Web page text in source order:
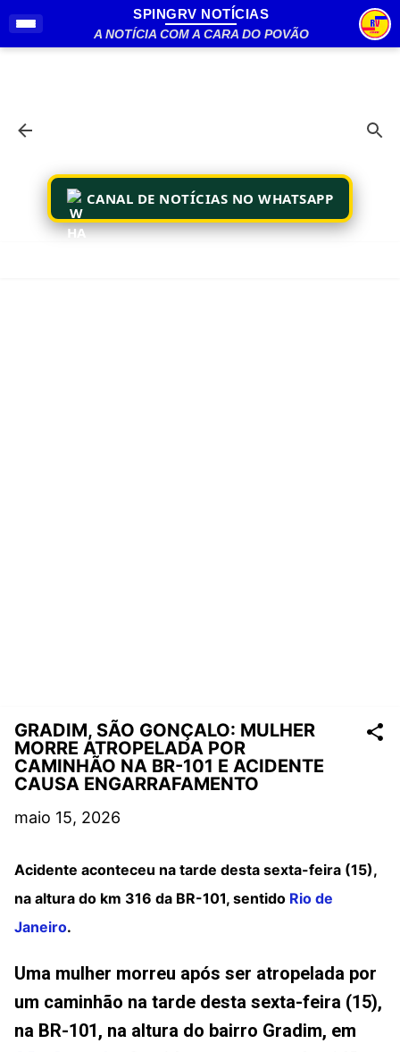
Pular para o conteúdo principal
SPINGRV NOTÍCIAS
A NOTÍCIA COM A CARA DO POVÃO
CANAL DE NOTÍCIAS NO WHATSAPP
GRADIM, SÃO GONÇALO: MULHER
MORRE ATROPELADA POR
CAMINHÃO NA BR-101 E ACIDENTE
CAUSA ENGARRAFAMENTO
maio 15, 2026
Acidente aconteceu na tarde desta sexta-feira (15),
na altura do km 316 da BR-101, sentido Rio de
Janeiro.
Uma mulher morreu após ser atropelada por
um caminhão na tarde desta sexta-feira (15),
na BR-101, na altura do bairro Gradim, em